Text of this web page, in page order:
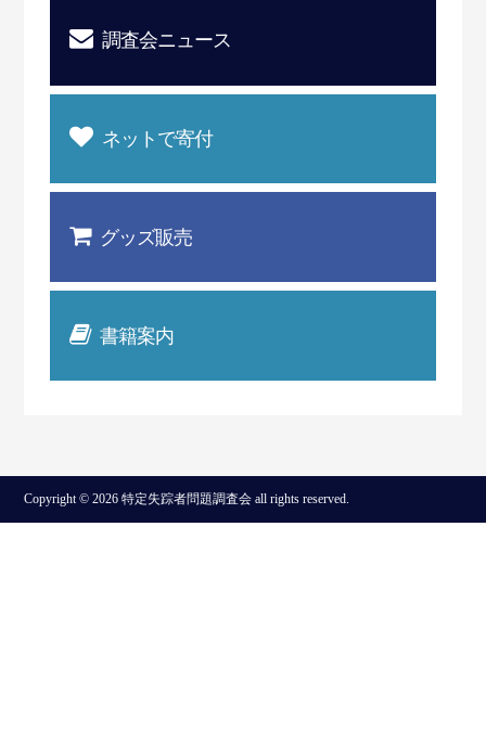
調査会ニュース
ネットで寄付
グッズ販売
書籍案内
Copyright © 2026 特定失踪者問題調査会 all rights reserved.